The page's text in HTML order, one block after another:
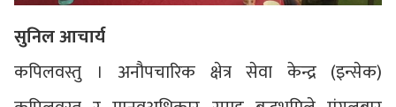
सुनिल आचार्य
कपिलवस्तु । अनौपचारिक क्षेत्र सेवा केन्द्र (इन्सेक)